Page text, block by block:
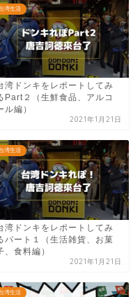
湾生活
湾ドンキをレポートしてみ
Part２（生鮮食品、アルコ
ル編）
2021年1月21日
湾生活
湾ドンキをレポートしてみ
パート１（生活雑貨、お菓
、食料編）
2021年1月21日
湾生活